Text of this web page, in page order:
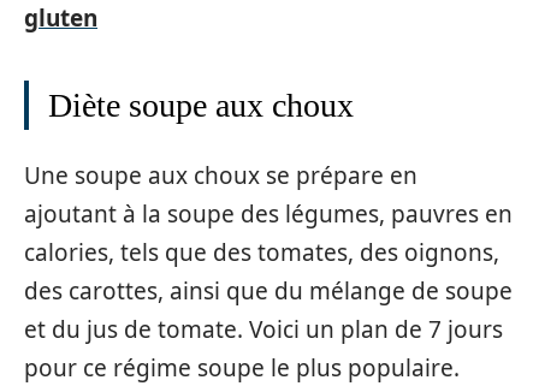
gluten
Diète soupe aux choux
Une soupe aux choux se prépare en
ajoutant à la soupe des légumes, pauvres en
calories, tels que des tomates, des oignons,
des carottes, ainsi que du mélange de soupe
et du jus de tomate. Voici un plan de 7 jours
pour ce régime soupe le plus populaire.